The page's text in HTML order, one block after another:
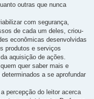
outras que nunca
com segurança,
de cada um deles, criou-
econômicas desenvolvidas
produtos e serviços
aquisição de ações.
quer saber mais e
a se aprofundar
percepção do leitor acerca